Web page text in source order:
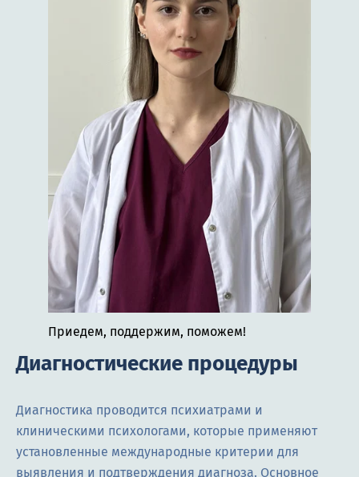
Приедем, поддержим, поможем!
Диагностические процедуры
Диагностика проводится психиатрами и
клиническими психологами, которые применяют
установленные международные критерии для
выявления и подтверждения диагноза. Основное